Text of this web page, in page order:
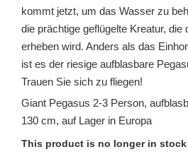
kommt jetzt, um das Wasser zu
die prächtige geflügelte Kreatur, die
erheben wird. Anders als das
ist es der riesige aufblasbare
Trauen Sie sich zu fliegen!
Giant Pegasus 2-3 Person,
130 cm, auf Lager in Europa
This product is no longer in stock